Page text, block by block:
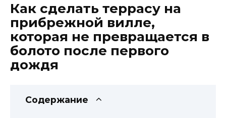
Как сделать террасу на
прибрежной вилле,
которая не превращается в
болото после первого
дождя
Содержание